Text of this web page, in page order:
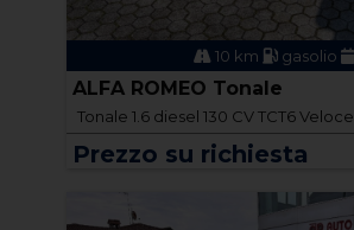
10 km gasolio
ALFA ROMEO Tonale
Tonale 1.6 diesel 130 CV TCT6 Veloce
Prezzo su richiesta